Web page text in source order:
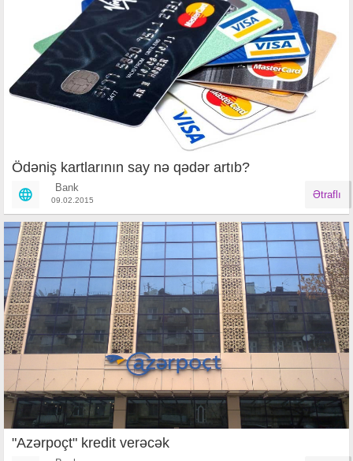
Ödəniş kartlarının say nə qədər artıb?
Bank
09.02.2015 Ətraflı
"Azərpoçt" kredit verəcək